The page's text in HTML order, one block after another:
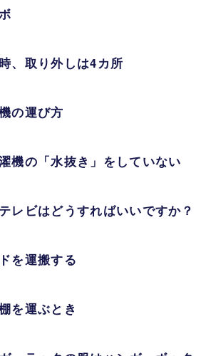
、取り外しは4カ所
の運び方
機の「水抜き」をしていない
レビはどうすればいいですか？
を運搬する
を運ぶとき